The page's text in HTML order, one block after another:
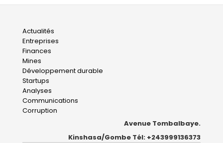
Main
navigation
Actualités
Entreprises
Finances
Mines
Développement durable
Startups
Analyses
Communications
Corruption
Avenue Tombalbaye.
Kinshasa/Gombe Tél: +243999136373